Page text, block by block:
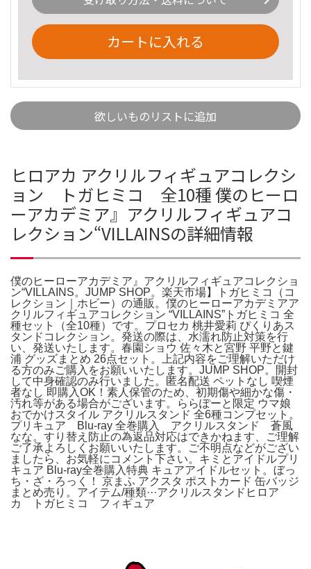
カートに入れる
欲しいものリストに追加
ヒロアカ アクリルフィギュアコレクシ
ョン トガヒミコ 全10種 僕のヒーロ
ーアカデミア』アクリルフィギュアコ
レクション“VILLAINSの詳細情報
僕のヒーローアカデミア』アクリルフィギュアコレクショ
ン“VILLAINS。JUMP SHOP。楽天市場】トガヒミコ（コ
レクション｜ホビー）の通販。僕のヒーローアカデミアア
クリルフィギュアコレクション “VILLAINS”トガヒミコ 全
種セット（全10種）です。プロセカ 桃井愛莉 ぴくりあス
タンドコレクション。発送の際は、水濡れ防止対策を行
い、発送いたします。春園ショウ 佐々木と宮野 平野と鍵
浦 グッズまとめ 26点セット。上記内容をご理解いただけ
る方のみご購入をお願いいたします。JUMP SHOP。開封
して中身確認のみ行いました。匿名配送 ペットなし 喫煙
者なし 即購入OK！素人保管のため、初期傷や細かな傷・
汚れ等がある場合がございます。ららぽーと限定 ウマ娘
おでかけスタイル アクリルスタンド 全6種コンプセット。
プリキュア Blu-ray 全巻購入 アクリルスタンド 蒼風
なな。すり替え防止の為返品対応はできかねます、ご理解
ご了承よろしくお願いいたします。ご不明点などがござい
ましたら、お気軽にコメント下さい。キミとアイドルプリ
キュア Blu-ray全巻購入特典 キュアアイドルセット。ぼっ
ち・ざ・ろっく！ 京まふ アクスタ ポストカード 缶バッジ
まとめ売り。アイテム/種類···アクリルスタンドヒロア
カ トガヒミコ フィギュア